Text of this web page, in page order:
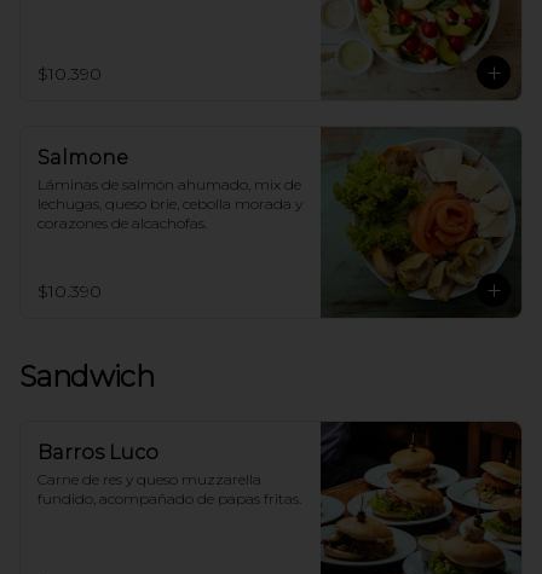
$10.390
Salmone
Láminas de salmón ahumado, mix de
lechugas, queso brie, cebolla morada y
corazones de alcachofas.
$10.390
Sandwich
Barros Luco
Carne de res y queso muzzarella
fundido, acompañado de papas fritas.